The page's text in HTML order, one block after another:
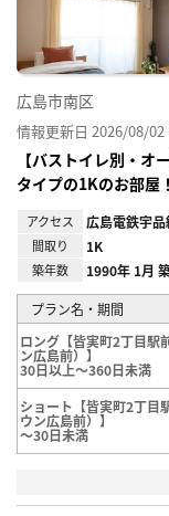
広島市南区
情報更新日 2026/08/02
【バストイレ別・オ
タイプの1Kのお部屋
アクセス 広島電鉄宇
間取り 1K
築年数 1990年 1月
プラン名・期間
ロング【皆実町2丁目駅
ン広島前）】
30日以上～360日未満
ショート【皆実町2丁目
ウン広島前）】
～30日未満